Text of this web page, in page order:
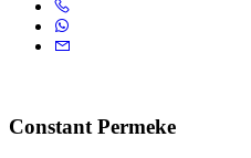
Constant Permeke